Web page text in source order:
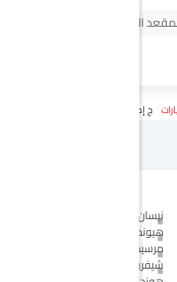
السائق
ج إم سي فيجوس Vs مرسيدس بنز AMG CLE Cabriolet
نيسان
هيونداي
مرسيدس-بنز
شيفروليه